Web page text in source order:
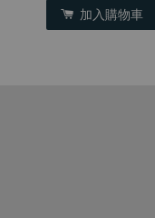
加入購物車